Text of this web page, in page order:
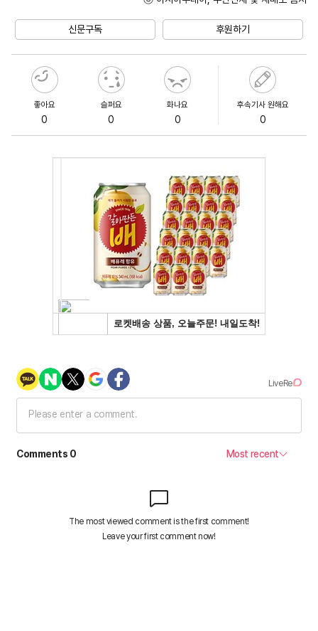
신문구독 후원하기
좋아요
0
슬퍼요
0
화나요
0
후속기사 원해요
0